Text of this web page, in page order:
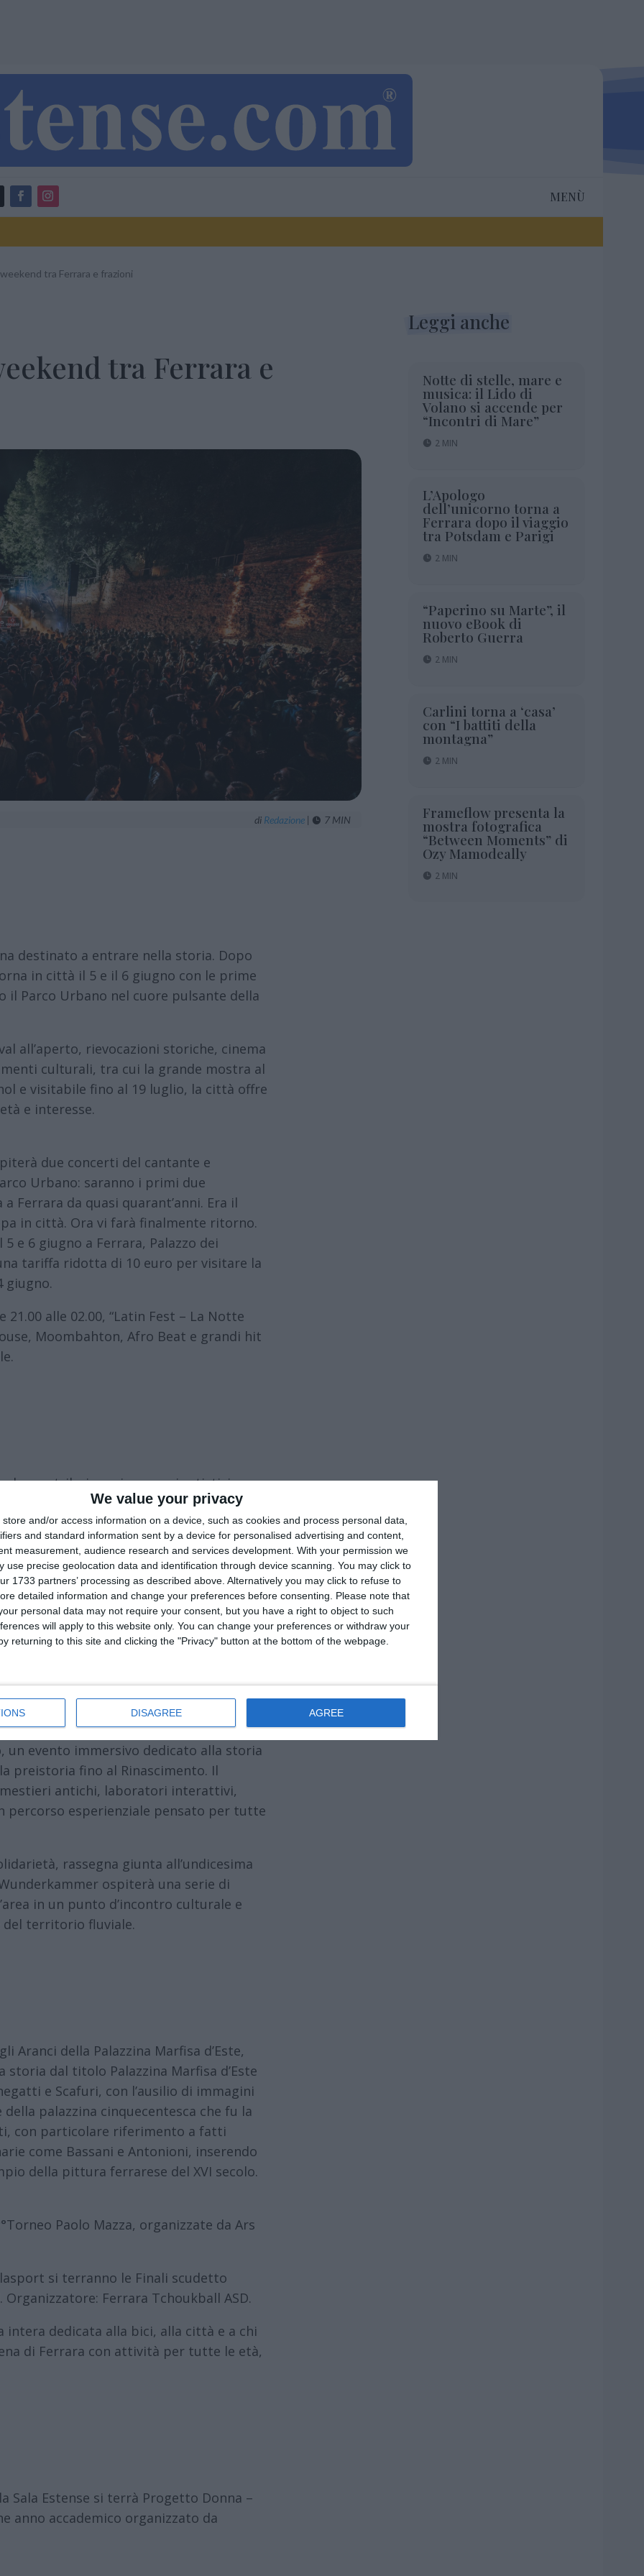
We value your privacy
store and/or access information on a device, such as cookies and process personal data,
and standard information sent by a device for personalised advertising and content,
measurement, audience research and services development. With your permission we
use precise geolocation data and identification through device scanning. You may click to
1733 partners’ processing as described above. Alternatively you may click to refuse to
detailed information and change your preferences before consenting.
Please note that
personal data may not require your consent, but you have a right to object to such
will apply to this website only. You can change your preferences or withdraw your
returning to this site and clicking the "Privacy" button at the bottom of the webpage.
DISAGREE AGREE
MENÙ
tra Ferrara e frazioni
tra Ferrara e
di Redazione|  7 MIN
Leggi anche
Notte di stelle, mare e
musica: il Lido di
Volano si accende per
“Incontri di Mare”
2 MIN
L’Apologo
dell’unicorno torna a
Ferrara dopo il viaggio
tra Potsdam e Parigi
2 MIN
“Paperino su Marte”, il
nuovo eBook di
Roberto Guerra
2 MIN
Carlini torna a ‘casa’
con “I battiti della
montagna”
2 MIN
Frameflow presenta la
mostra fotografica
“Between Moments” di
Ozy Mamodeally
2 MIN
destinato a entrare nella storia. Dopo
in città il 5 e il 6 giugno con le prime
Parco Urbano nel cuore pulsante della
all’aperto, rievocazioni storiche, cinema
culturali, tra cui la grande mostra al
e visitabile fino al 19 luglio, la città offre
e interesse.
due concerti del cantante e
Urbano: saranno i primi due
Ferrara da quasi quarant’anni. Era il
in città. Ora vi farà finalmente ritorno.
e 6 giugno a Ferrara, Palazzo dei
tariffa ridotta di 10 euro per visitare la
giugno.
alle 02.00, “Latin Fest – La Notte
Moombahton, Afro Beat e grandi hit
che contribuisce ai percorsi artistici
col pubblico, tra residenze e
attraversa formati e linguaggi
specific, lavori in anteprima, debutti,
spazio micro rassegne selezionate
nate in residenza artistica. Il
sito www.ferraraoff.it.
venerdì 5 giugno Lo straniero,
incidente, Jafar Panahi; domenica 7
10:30 alle 18:00, presso il Chiostro di San
un evento immersivo dedicato alla storia
preistoria fino al Rinascimento. Il
antichi, laboratori interattivi,
percorso esperienziale pensato per tutte
rassegna giunta all’undicesima
ospiterà una serie di
in un punto d’incontro culturale e
del territorio fluviale.
Aranci della Palazzina Marfisa d’Este,
dal titolo Palazzina Marfisa d’Este
e Scafuri, con l’ausilio di immagini
palazzina cinquecentesca che fu la
con particolare riferimento a fatti
come Bassani e Antonioni, inserendo
della pittura ferrarese del XVI secolo.
Paolo Mazza, organizzate da Ars
si terranno le Finali scudetto
Ferrara Tchoukball ASD.
intera dedicata alla bici, alla città e a chi
di Ferrara con attività per tutte le età,
Sala Estense si terrà Progetto Donna –
anno accademico organizzato da